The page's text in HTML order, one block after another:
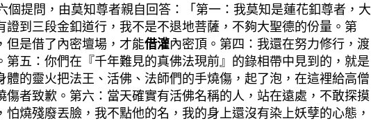
個提問，由莫知尊者親自回答：「第一：我莫知是蓮花釦尊者，大
證到三段金釦道行，我不是不退地菩薩，不夠大聖德的份量。 第
但是借了內密壇場，才能借灌內密頂。第四：我還在努力修行，渡
第五：你們在『千年難見的真佛法現前』的錄相帶中見到的， 就是
的靈火把法王、活佛、 法師們的手燒傷，起了泡，在這裡給高僧
傷者致歉。第六：當天確實有活佛名稱的人，站在遠處， 不敢探摸
燒殘廢丟臉， 我不點他的名，我的身上還沒有染上妖孽的心態，